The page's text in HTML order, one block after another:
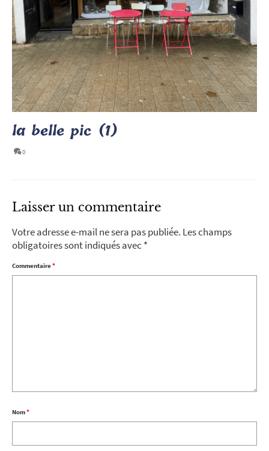
la belle pic (1)
0
Laisser un commentaire
Votre adresse e-mail ne sera pas publiée. Les champs
obligatoires sont indiqués avec *
Commentaire*
Nom*